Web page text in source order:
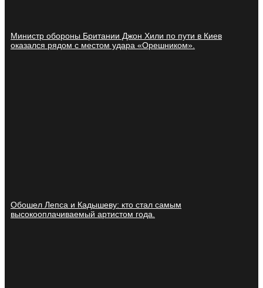
Министр обороны Британии Джон Хили по пути в Киев
оказался рядом с местом удара «Орешником».
Обошел Лепса и Кадышеву: кто стал самым
высокооплачиваемый артистом года.